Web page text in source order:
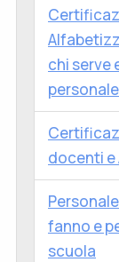
chi serve
docenti e
fanno e
scuola